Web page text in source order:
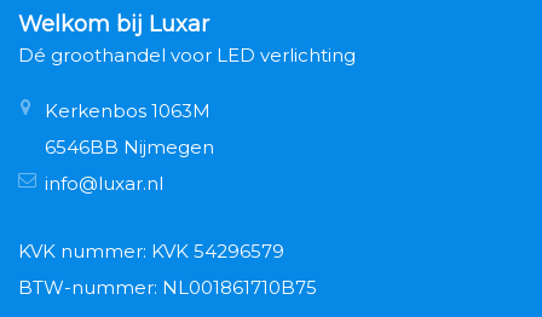
Welkom bij Luxar
Dé groothandel voor LED verlichting
Kerkenbos 1063M
6546BB Nijmegen
info@luxar.nl
KVK nummer: KVK 54296579
BTW-nummer: NL001861710B75